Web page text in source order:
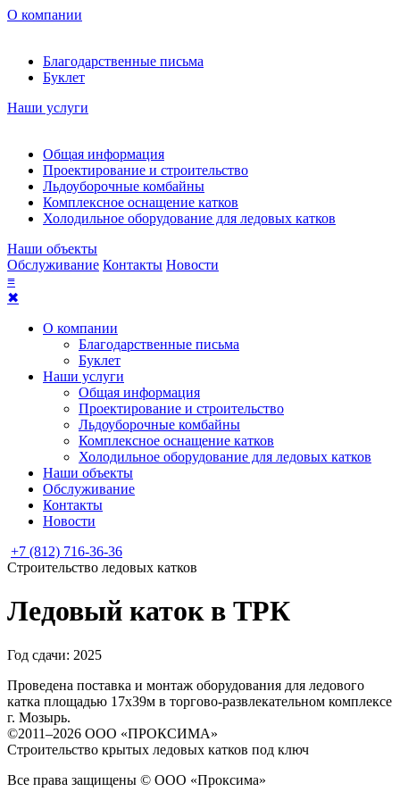
О компании
Благодарственные письма
Буклет
Наши услуги
Общая информация
Проектирование и строительство
Льдоуборочные комбайны
Комплексное оснащение катков
Холодильное оборудование для ледовых катков
Наши объекты
Обслуживание Контакты Новости
≡
✖
О компании
Благодарственные письма
Буклет
Наши услуги
Общая информация
Проектирование и строительство
Льдоуборочные комбайны
Комплексное оснащение катков
Холодильное оборудование для ледовых катков
Наши объекты
Обслуживание
Контакты
Новости
+7 (812) 716-36-36
Строительство ледовых катков
Ледовый каток в ТРК
Год сдачи: 2025
Проведена поставка и монтаж оборудования для ледового
катка площадью 17х39м в торгово-развлекательном комплексе
г. Мозырь.
©2011–2026 ООО «ПРОКСИМА»
Строительство крытых ледовых катков под ключ
Все права защищены © ООО «Проксима»